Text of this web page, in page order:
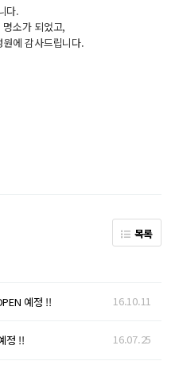
다.
소가 되었고,
에 감사드립니다.
목록
예정 !! 16.10.11
정 !! 16.07.25